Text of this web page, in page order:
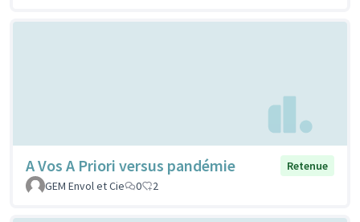
A Vos A Priori versus pandémie
Retenue
GEM Envol et Cie
0 2